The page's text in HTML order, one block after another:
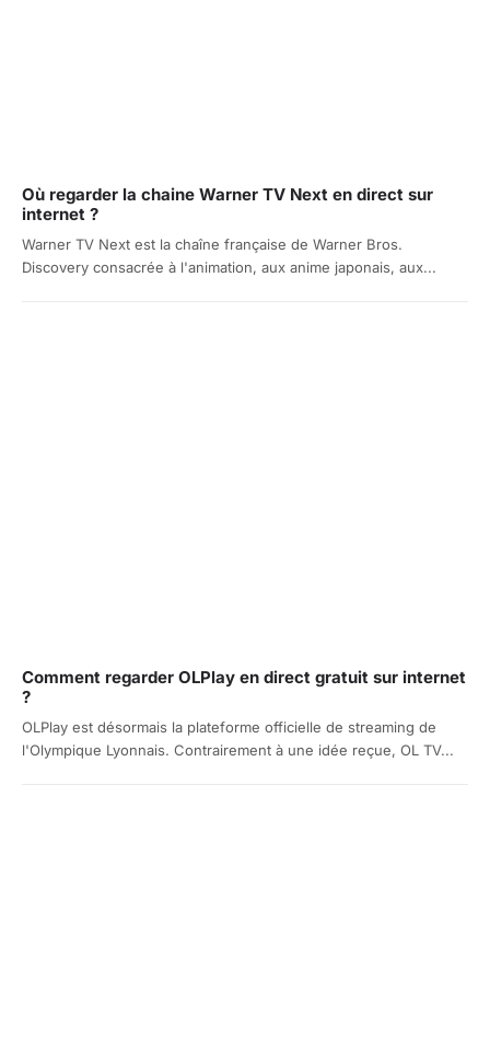
Où regarder la chaine Warner TV Next en direct sur
internet ?
Warner TV Next est la chaîne française de Warner Bros.
Discovery consacrée à l'animation, aux anime japonais, aux...
Comment regarder OLPlay en direct gratuit sur internet
?
OLPlay est désormais la plateforme officielle de streaming de
l'Olympique Lyonnais. Contrairement à une idée reçue, OL TV...